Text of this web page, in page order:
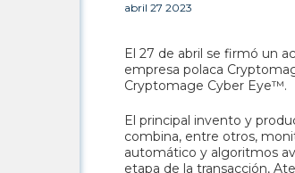
abril 27 2023
El 27 de abril se firmó un
empresa polaca
Cryptomage Cyber Eye™.
El principal invento y
combina, entre otros,
automático y algoritmos
etapa de la transacción,